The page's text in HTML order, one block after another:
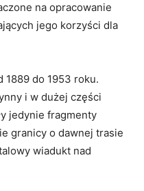
na opracowanie
jego korzyści dla
1889 do 1953 roku.
i w dużej części
jedynie fragmenty
granicy o dawnej trasie
wiadukt nad